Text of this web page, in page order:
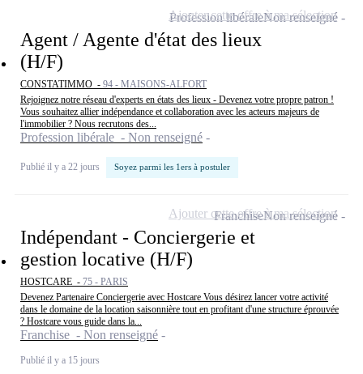
Agent / Agente d'état des lieux
(H/F)
CONSTATIMMO - 94 - MAISONS-ALFORT
Rejoignez notre réseau d'experts en états des lieux - Devenez votre propre patron !
Vous souhaitez allier indépendance et collaboration avec les acteurs majeurs de
l'immobilier ? Nous recrutons des...
Profession libérale - Non renseigné
Publié il y a 22 jours Soyez parmi les 1ers à postuler
Profession libéraleNon renseigné
Ajouter cette offre à ma sélection
Indépendant - Conciergerie et
gestion locative (H/F)
HOSTCARE - 75 - PARIS
Devenez Partenaire Conciergerie avec Hostcare Vous désirez lancer votre activité
dans le domaine de la location saisonnière tout en profitant d'une structure éprouvée
? Hostcare vous guide dans la...
Franchise - Non renseigné
Publié il y a 15 jours
FranchiseNon renseigné
Ajouter cette offre à ma sélection